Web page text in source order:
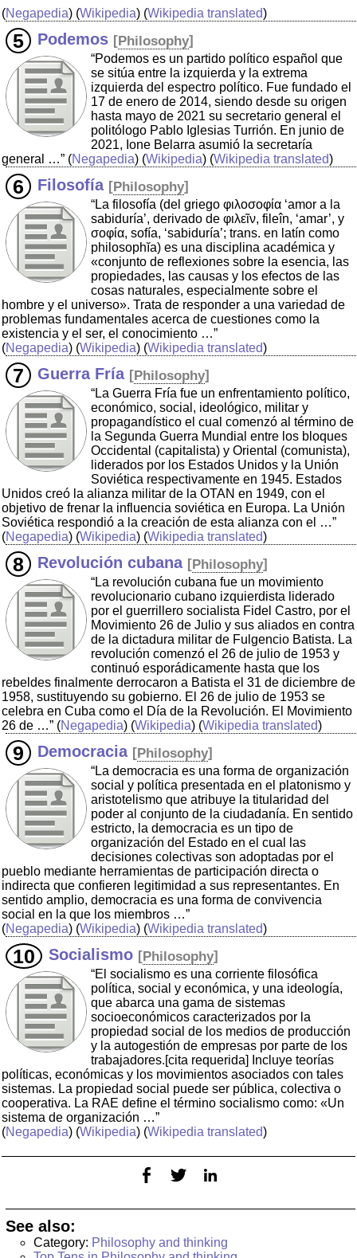
(Negapedia) (Wikipedia) (Wikipedia translated)
Podemos [Philosophy]
“Podemos es un partido político español que
se sitúa entre la izquierda y la extrema
izquierda del espectro político. Fue fundado el
17 de enero de 2014, siendo desde su origen
hasta mayo de 2021 su secretario general el
politólogo Pablo Iglesias Turrión. En junio de
2021, Ione Belarra asumió la secretaría
general …” (Negapedia) (Wikipedia) (Wikipedia translated)
Filosofía [Philosophy]
“La filosofía (del griego φιλοσοφία ‘amor a la
sabiduría’, derivado de φιλεῖν, fileîn, ‘amar’, y
σοφία, sofía, ‘sabiduría’; trans. en latín como
philosophĭa) es una disciplina académica y
«conjunto de reflexiones sobre la esencia, las
propiedades, las causas y los efectos de las
cosas naturales, especialmente sobre el
hombre y el universo». Trata de responder a una variedad de
problemas fundamentales acerca de cuestiones como la
existencia y el ser, el conocimiento …”
(Negapedia) (Wikipedia) (Wikipedia translated)
Guerra Fría [Philosophy]
“La Guerra Fría fue un enfrentamiento político,
económico, social, ideológico, militar y
propagandístico el cual comenzó al término de
la Segunda Guerra Mundial entre los bloques
Occidental (capitalista) y Oriental (comunista),
liderados por los Estados Unidos y la Unión
Soviética respectivamente en 1945. Estados
Unidos creó la alianza militar de la OTAN en 1949, con el
objetivo de frenar la influencia soviética en Europa. La Unión
Soviética respondió a la creación de esta alianza con el …”
(Negapedia) (Wikipedia) (Wikipedia translated)
Revolución cubana [Philosophy]
“La revolución cubana fue un movimiento
revolucionario cubano izquierdista liderado
por el guerrillero socialista Fidel Castro, por el
Movimiento 26 de Julio y sus aliados en contra
de la dictadura militar de Fulgencio Batista. La
revolución comenzó el 26 de julio de 1953 y
continuó esporádicamente hasta que los
rebeldes finalmente derrocaron a Batista el 31 de diciembre de
1958, sustituyendo su gobierno. El 26 de julio de 1953 se
celebra en Cuba como el Día de la Revolución. El Movimiento
26 de …” (Negapedia) (Wikipedia) (Wikipedia translated)
Democracia [Philosophy]
“La democracia es una forma de organización
social y política presentada en el platonismo y
aristotelismo que atribuye la titularidad del
poder al conjunto de la ciudadanía. En sentido
estricto, la democracia es un tipo de
organización del Estado en el cual las
decisiones colectivas son adoptadas por el
pueblo mediante herramientas de participación directa o
indirecta que confieren legitimidad a sus representantes. En
sentido amplio, democracia es una forma de convivencia
social en la que los miembros …”
(Negapedia) (Wikipedia) (Wikipedia translated)
Socialismo [Philosophy]
“El socialismo es una corriente filosófica
política, social y económica, y una ideología,
que abarca una gama de sistemas
socioeconómicos caracterizados por la
propiedad social de los medios de producción
y la autogestión de empresas por parte de los
trabajadores.[cita requerida] Incluye teorías
políticas, económicas y los movimientos asociados con tales
sistemas. La propiedad social puede ser pública, colectiva o
cooperativa. La RAE define el término socialismo como: «Un
sistema de organización …”
(Negapedia) (Wikipedia) (Wikipedia translated)
See also:
Category: Philosophy and thinking